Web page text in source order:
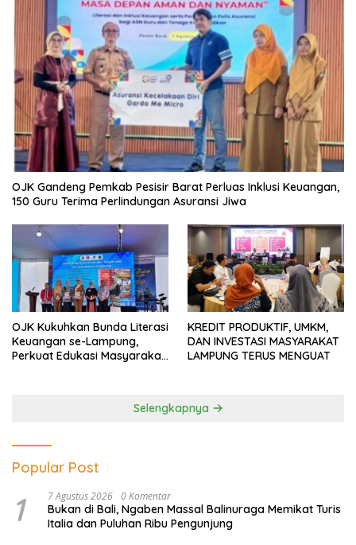
OJK Gandeng Pemkab Pesisir Barat Perluas Inklusi Keuangan,
150 Guru Terima Perlindungan Asuransi Jiwa
OJK Kukuhkan Bunda Literasi
Keuangan se-Lampung,
Perkuat Edukasi Masyarakat
KREDIT PRODUKTIF, UMKM,
DAN INVESTASI MASYARAKAT
LAMPUNG TERUS MENGUAT
Selengkapnya
Popular Post
1 7 Agustus 2026 0 Komentar
Bukan di Bali, Ngaben Massal Balinuraga Memikat Turis
Italia dan Puluhan Ribu Pengunjung